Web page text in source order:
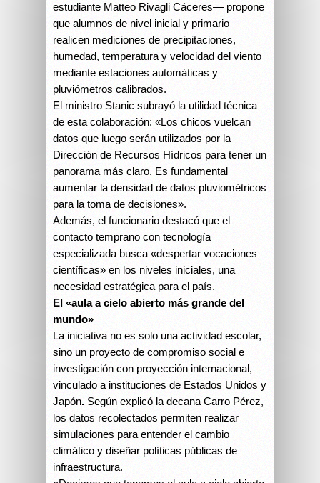
estudiante Matteo Rivagli Cáceres— propone
que alumnos de nivel inicial y primario
realicen mediciones de precipitaciones,
humedad, temperatura y velocidad del viento
mediante estaciones automáticas y
pluviómetros calibrados.
El ministro Stanic subrayó la utilidad técnica
de esta colaboración: «Los chicos vuelcan
datos que luego serán utilizados por la
Dirección de Recursos Hídricos para tener un
panorama más claro. Es fundamental
aumentar la densidad de datos pluviométricos
para la toma de decisiones».
Además, el funcionario destacó que el
contacto temprano con tecnología
especializada busca «despertar vocaciones
científicas» en los niveles iniciales, una
necesidad estratégica para el país.
El «aula a cielo abierto más grande del
mundo»
La iniciativa no es solo una actividad escolar,
sino un proyecto de compromiso social e
investigación con proyección internacional,
vinculado a instituciones de Estados Unidos y
Japón. Según explicó la decana Carro Pérez,
los datos recolectados permiten realizar
simulaciones para entender el cambio
climático y diseñar políticas públicas de
infraestructura.